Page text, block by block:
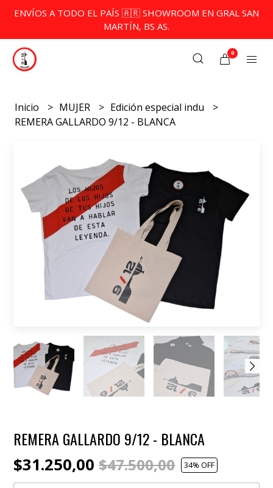
ENVÍOS A TODO EL PAÍS 🇦🇷 SHOWROOM EN GRAL SAN
MARTÍN, BS AS.
0
Inicio MUJER
Edición especial indu
REMERA GALLARDO 9/12 - BLANCA
REMERA GALLARDO 9/12 - BLANCA
$31.250,00$47.500,00 34% OFF